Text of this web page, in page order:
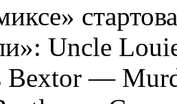
Uncle
Bextor —